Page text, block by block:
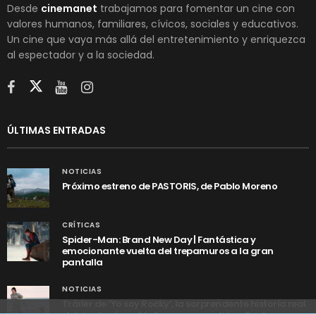
Desde cinemanet trabajamos para fomentar un cine con
valores humanos, familiares, cívicos, sociales y educativos.
Un cine que vaya más allá del entretenimiento y enriquezca
al espectador y a la sociedad.
ÚLTIMAS ENTRADAS
NOTICIAS
Próximo estreno de PASTORIS, de Pablo Moreno
CRÍTICAS
Spider-Man: Brand New Day | Fantástica y
emocionante vuelta del trepamuros a la gran
pantalla
NOTICIAS
Tráiler de ‘Yo soy Rocky’, la sorprendente historia real